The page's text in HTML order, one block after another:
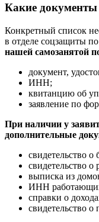
Какие документы
Конкретный список
в отделе соцзащиты
нашей самозанятой
документ,
ИНН;
квитанцию об
заявление по
При наличии у
дополнительные
свидетельство о
свидетельство
выписка из
ИНН
справки о
свидетельство о